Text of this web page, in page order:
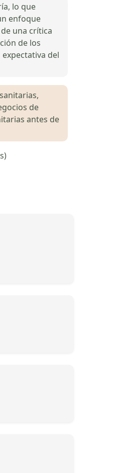
lo que
enfoque
una crítica
de los
del
de
antes de